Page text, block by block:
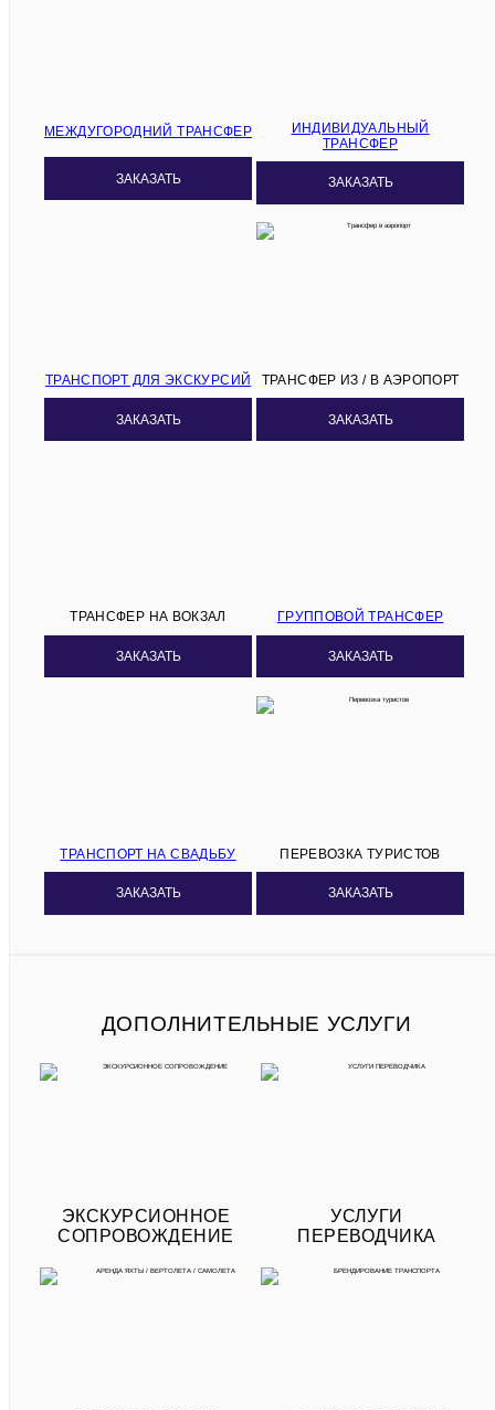
МЕЖДУГОРОДНИЙ ТРАНСФЕР
ЗАКАЗАТЬ
ИНДИВИДУАЛЬНЫЙ
ТРАНСФЕР
ЗАКАЗАТЬ
ТРАНСПОРТ ДЛЯ ЭКСКУРСИЙ
ЗАКАЗАТЬ
ТРАНСФЕР ИЗ / В АЭРОПОРТ
ЗАКАЗАТЬ
ТРАНСФЕР НА ВОКЗАЛ
ЗАКАЗАТЬ
ГРУППОВОЙ ТРАНСФЕР
ЗАКАЗАТЬ
ТРАНСПОРТ НА СВАДЬБУ
ЗАКАЗАТЬ
ПЕРЕВОЗКА ТУРИСТОВ
ЗАКАЗАТЬ
ДОПОЛНИТЕЛЬНЫЕ УСЛУГИ
ЭКСКУРСИОННОЕ
СОПРОВОЖДЕНИЕ
УСЛУГИ
ПЕРЕВОДЧИКА